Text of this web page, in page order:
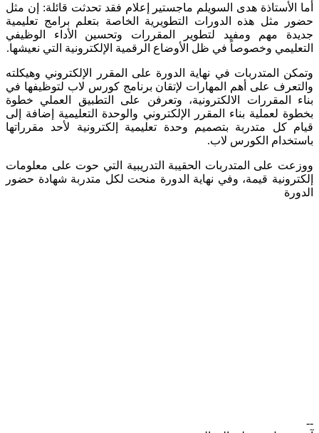
أما الأستاذة هدى السويلم ماجستير إعلام فقد تحدثت قائلة: إن مثل
حضور مثل هذه الدورات التطويرية الخاصة بتعلم برامج تعليمية
جديدة مهم ومفيد لتطوير المقررات وتحسين الأداء الوظيفي
التعليمي وخصوصاً في ظل الأوضاع الرقمية الإلكترونية التي نعيشها.
وتمكن المتدربات في نهاية الدورة على المقرر الإلكتروني وهيكلته
والتعرف على أهم المهارات لإتقان برنامج كورس لاب لتوظيفها في
بناء المقررات الالكترونية، وتعرفن على التطبيق العملي خطوة
بخطوة لعملية بناء المقرر الإلكتروني والوحدة التعليمية إضافة إلى
قيام كل متدربة بتصميم وحدة تعليمية إلكترونية لأحد مقرراتها
باستخدام الكورس لاب.
ووزعت على المتدربات الحقيبة التدريبية التي حوت على معلومات
إلكترونية قيمة، وفي نهاية الدورة منحت لكل متدربة شهادة حضور
الدورة
--